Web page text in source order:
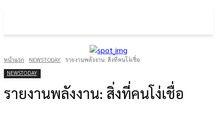
หน้าแรก NEWSTODAY รายงานพลังงาน: สิ่งที่คนโง่เชื่อ
NEWSTODAY
รายงานพลังงาน: สิ่งที่คนโง่เชื่อ